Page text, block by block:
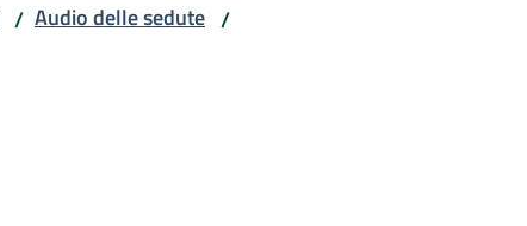
/ Audio delle sedute /